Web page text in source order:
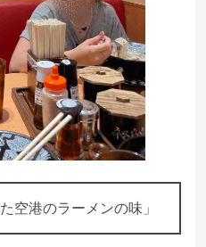
空港のラーメンの味」